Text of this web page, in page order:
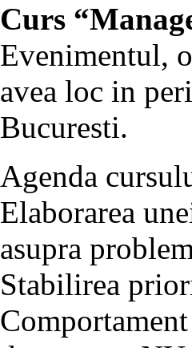
Curs
Evenimentul,
avea loc in
Bucuresti.
Agenda
Elaborarea
asupra
Stabilirea